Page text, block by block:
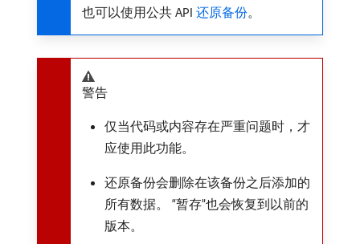
也可以使用公共 API ​ 还原备份。
警告
仅当代码或内容存在严重问题时，才
应使用此功能。
还原备份会删除在该备份之后添加的
所有数据。 “暂存”也会恢复到以前的
版本。